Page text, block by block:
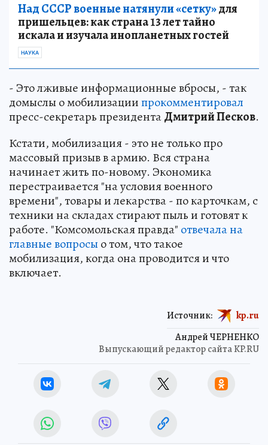
Над СССР военные натянули «сетку»для
пришельцев: как страна 13 лет тайно
искала и изучала инопланетных гостей
НАУКА
- Это лживые информационные вбросы, - так
домыслы о мобилизациипрокомментировал
пресс-секретарь президентаДмитрий Песков.
Кстати, мобилизация - это не только про
массовый призыв в армию. Вся страна
начинает жить по-новому. Экономика
перестраивается "на условия военного
времени", товары и лекарства - по карточкам, с
техники на складах стирают пыль и готовят к
работе. "Комсомольская правда" отвечала на
главные вопросы о том, что такое
мобилизация, когда она проводится и что
включает.
Андрей ЧЕРНЕНКО
Выпускающий редактор сайта KP.RU
Источник: kp.ru